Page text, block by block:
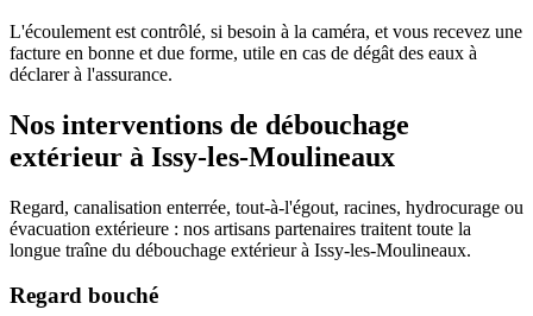
L'écoulement est contrôlé, si besoin à la caméra, et vous recevez une
facture en bonne et due forme, utile en cas de dégât des eaux à
déclarer à l'assurance.
Nos interventions de débouchage
extérieur à Issy-les-Moulineaux
Regard, canalisation enterrée, tout-à-l'égout, racines, hydrocurage ou
évacuation extérieure : nos artisans partenaires traitent toute la
longue traîne du débouchage extérieur à Issy-les-Moulineaux.
Regard bouché